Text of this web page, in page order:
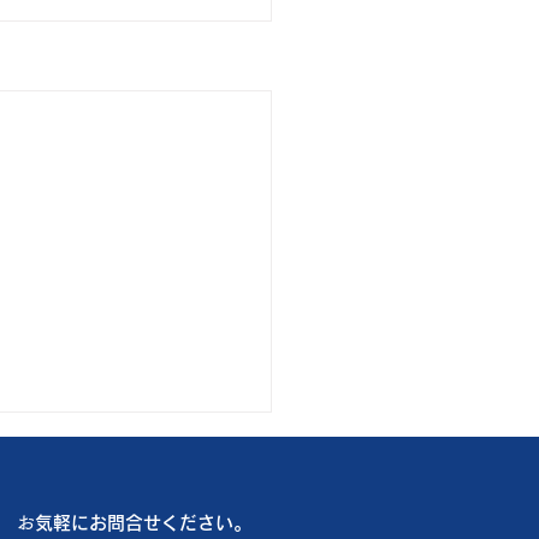
船橋市内で3件のお客様 新
お気軽にお問合せください。